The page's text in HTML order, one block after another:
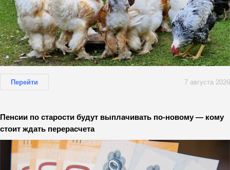
Перейти 7 августа 2026
Пенсии по старости будут выплачивать по-новому — кому
стоит ждать перерасчета